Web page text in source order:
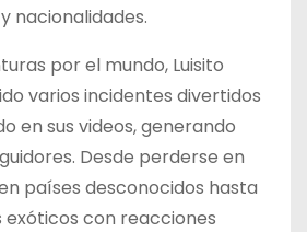
nacionalidades.
por el mundo, Luisito
varios incidentes divertidos
en sus videos, generando
Desde perderse en
países desconocidos hasta
con reacciones